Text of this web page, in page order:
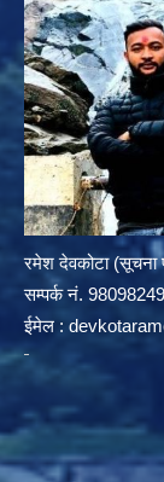
रमेश देवकोटा (सूचना
सम्पर्क न‌ं.
ईमेल :